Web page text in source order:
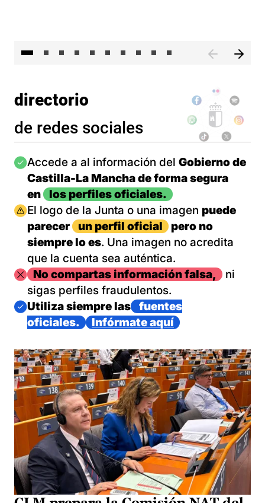
directorio
de redes sociales
Imagen
Accede a al información del Gobierno de
Castilla-La Mancha de forma segura
en
los perfiles oficiales.
Imagen
El logo de la Junta o una imagen puede
parecer
un perfil oficial
pero no
siempre lo es. Una imagen no acredita
que la cuenta sea auténtica.
ImagenNo compartas información falsa,
ni
sigas perfiles fraudulentos.
Imagen
Utiliza siempre las
fuentes
oficiales.
Infórmate aquí